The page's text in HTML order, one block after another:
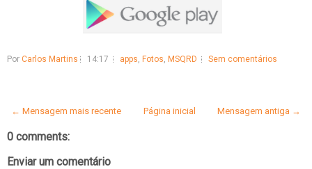
Por Carlos Martins 14:17 apps, Fotos, MSQRD Sem comentários
← Mensagem mais recente Mensagem antiga →
Página inicial
0 comments:
Enviar um comentário